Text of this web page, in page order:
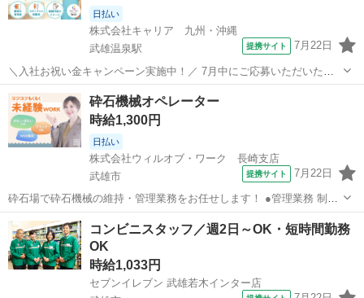
日払い
株式会社キャリア 九州・沖縄
武雄温泉駅
提携サイト 7月22日
＼入社お祝い金キャンペーン実施中！／ 7月中にご応募いただいた方
へ、入社お祝い金5万円を支給！ 詳細な条件や支給時期については、
担当よりお電話にてご案内いたします。 ーーーーー 病院・クリニッ
ク・介護施設など、 さまざま...
佐賀 武雄市 武雄温泉駅 看護師
砕石機械オペレーター
時給1,300円
日払い
株式会社ウィルオブ・ワーク 長崎支店
武雄市
提携サイト 7月22日
砕石場で砕石機械の維持・管理業務をお任せします！ ●管理業務 制御
室(エアコン完備)内で、モニターで機械の動きを監視し、 ボタン操作
でプラントをコントロールする業務 ●メンテナンス業務 現場内で稼働
中の異音・振動の確認や...
佐賀 武雄市 その他
コンビニスタッフ／週2日～OK・短時間勤務
OK
時給1,033円
セブンイレブン 武雄若木インター店